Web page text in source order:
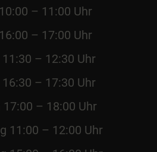
– 11:00 Uhr
– 17:00 Uhr
– 12:30 Uhr
– 17:30 Uhr
– 18:00 Uhr
11:00 – 12:00 Uhr